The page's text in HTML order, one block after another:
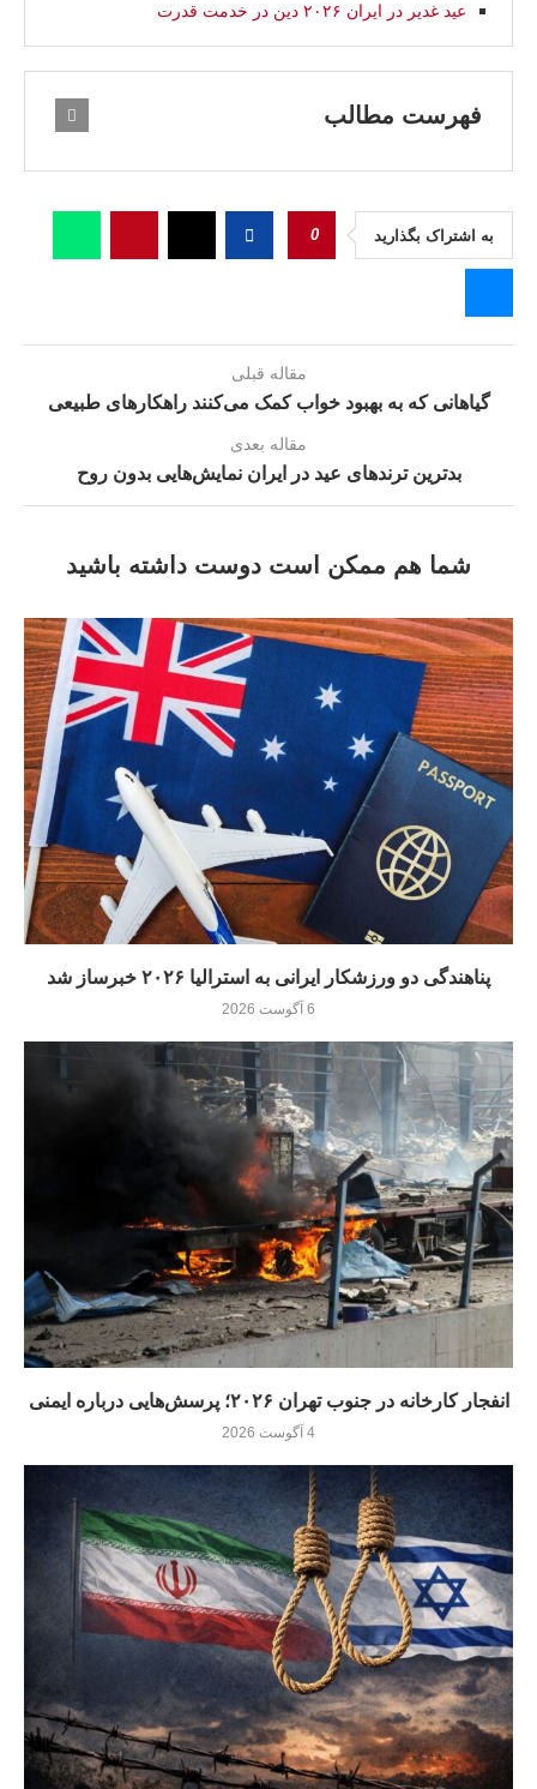
عید غدیر در ایران ۲۰۲۶ دین در خدمت قدرت
فهرست مطالب
به اشتراک بگذارید 0
مقاله قبلی
گیاهانی که به بهبود خواب کمک می‌کنند راهکارهای طبیعی
مقاله بعدی
بدترین ترندهای عید در ایران نمایش‌هایی بدون روح
شما هم ممکن است دوست داشته باشید
پناهندگی دو ورزشکار ایرانی به استرالیا ۲۰۲۶ خبرساز شد
6 آگوست 2026
انفجار کارخانه در جنوب تهران ۲۰۲۶؛ پرسش‌هایی درباره ایمنی
4 آگوست 2026